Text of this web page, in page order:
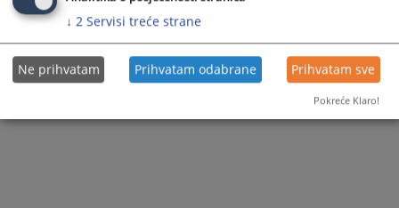
↓ 2 Servisi treće strane
Ne prihvatam Prihvatam odabrane Prihvatam sve
Pokreće Klaro!